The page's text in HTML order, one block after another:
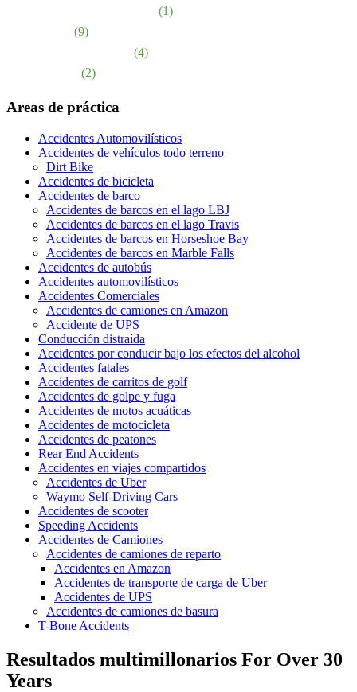
(1)
(9)
(4)
(2)
Areas de práctica
Accidentes Automovilísticos
Accidentes de vehículos todo terreno
Dirt Bike
Accidentes de bicicleta
Accidentes de barco
Accidentes de barcos en el lago LBJ
Accidentes de barcos en el lago Travis
Accidentes de barcos en Horseshoe Bay
Accidentes de barcos en Marble Falls
Accidentes de autobús
Accidentes automovilísticos
Accidentes Comerciales
Accidentes de camiones en Amazon
Accidente de UPS
Conducción distraída
Accidentes por conducir bajo los efectos del alcohol
Accidentes fatales
Accidentes de carritos de golf
Accidentes de golpe y fuga
Accidentes de motos acuáticas
Accidentes de motocicleta
Accidentes de peatones
Rear End Accidents
Accidentes en viajes compartidos
Accidentes de Uber
Waymo Self-Driving Cars
Accidentes de scooter
Speeding Accidents
Accidentes de Camiones
Accidentes de camiones de reparto
Accidentes en Amazon
Accidentes de transporte de carga de Uber
Accidentes de UPS
Accidentes de camiones de basura
T-Bone Accidents
Resultados multimillonarios For Over 30
Years